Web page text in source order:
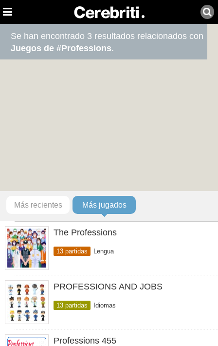
Se han encontrado 3 resultados relacionados con
Juegos de #Professions.
Más recientes Más jugados
The Professions
13 partidas Lengua
PROFESSIONS AND JOBS
13 partidas Idiomas
Professions 455